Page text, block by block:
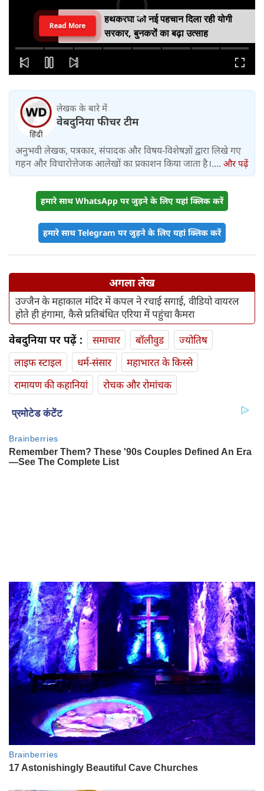
हथकरघा को नई पहचान दिला रही योगी
Read More
लेखक के बारे में
वेबदुनिया फीचर टीम
अनुभवी लेखक, पत्रकार, संपादक और विषय-विशेषज्ञों द्वारा लिखे गए
गहन और विचारोत्तेजक आलेखों का प्रकाशन किया जाता है।.... और पढ़ें
हमारे साथ WhatsApp पर जुड़ने के लिए यहां क्लिक करें
हमारे साथ Telegram पर जुड़ने के लिए यहां क्लिक करें
अगला लेख
उज्‍जैन के महाकाल मंदिर में कपल ने रचाई सगाई, वीडियो वायरल
होते ही हंगामा, कैसे प्रतिबंधित एरिया में पहुंचा कैमरा
वेबदुनिया पर पढ़ें : समाचार बॉलीवुड
ज्योतिष
लाइफ स्‍टाइल
धर्म-संसार
महाभारत के किस्से
रामायण की कहानियां
रोचक और रोमांचक